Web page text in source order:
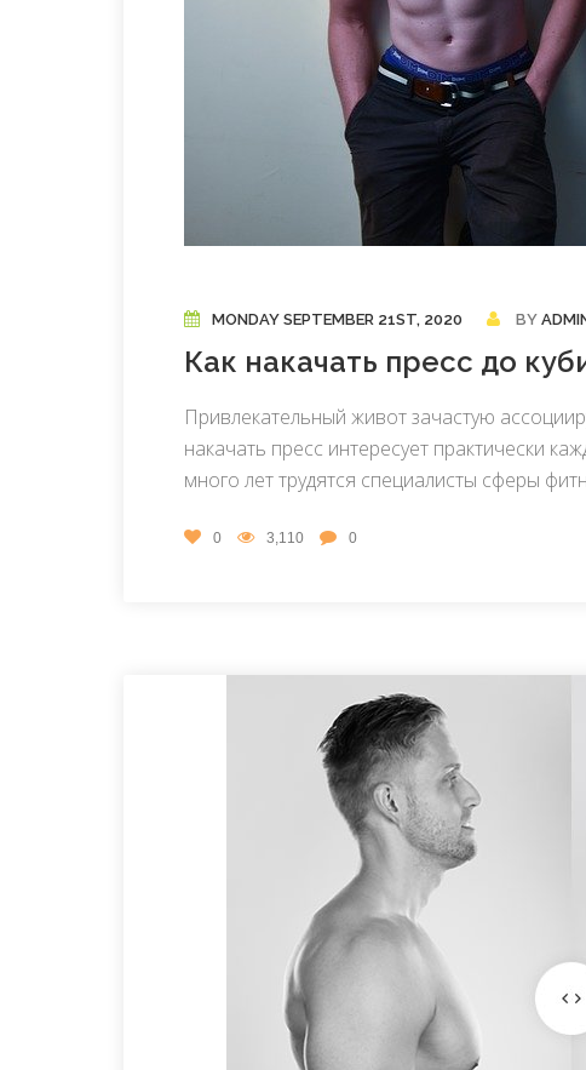
MONDAY SEPTEMBER 21ST, 2020 BY
Как накачать пресс до
Привлекательный живот зачастую
накачать пресс интересует практически
много лет трудятся специалисты сферы
0 3,110 0